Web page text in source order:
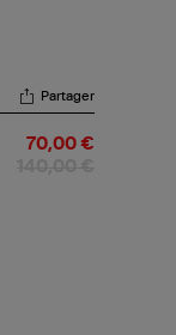
Partager
70,00 €